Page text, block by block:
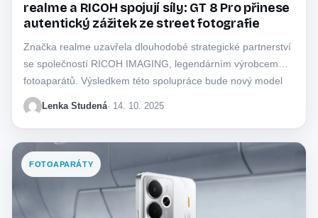
realme a RICOH spojují síly: GT 8 Pro přinese
autentický zážitek ze street fotografie
Značka realme uzavřela dlouhodobé strategické partnerství
se společností RICOH IMAGING, legendárním výrobcem
fotoaparátů. Výsledkem této spolupráce bude nový model
realme GT 8…
Lenka Studená· 14. 10. 2025
FOTOAPARÁTY